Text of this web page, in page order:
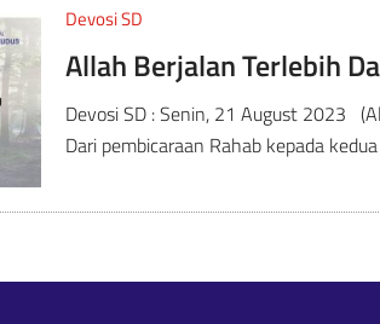
Devosi SD
Allah Berjalan Terlebih
Devosi SD : Senin, 21 August 2023
Dari pembicaraan Rahab kepada